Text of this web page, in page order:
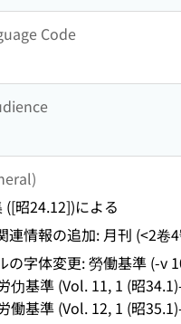
Code
([昭24.12])による
連情報の追加: 月刊 (<2卷
の字体変更: 勞働基準 (-v
仂基準 (Vol. 11, 1 (昭
働基準 (Vol. 12, 1 (昭